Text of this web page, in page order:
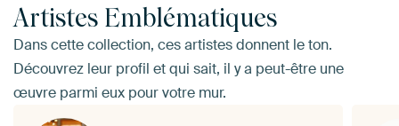
Artistes Emblématiques
Dans cette collection, ces artistes donnent le ton.
Découvrez leur profil et qui sait, il y a peut-être une
œuvre parmi eux pour votre mur.